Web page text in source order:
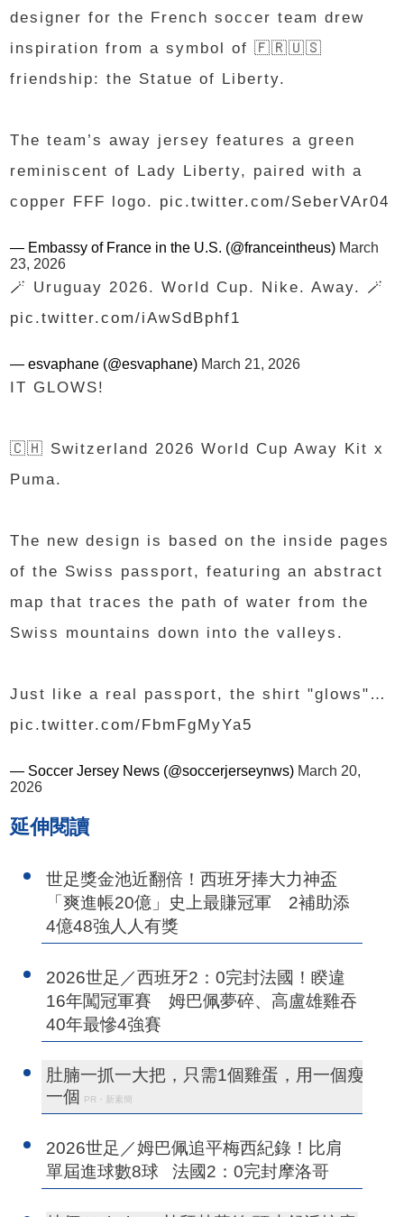
designer for the French soccer team drew
inspiration from a symbol of 🇫🇷🇺🇸
friendship: the Statue of Liberty.
The team’s away jersey features a green
reminiscent of Lady Liberty, paired with a
copper FFF logo. pic.twitter.com/SeberVAr04
— Embassy of France in the U.S. (@franceintheus) March
23, 2026
🪄 Uruguay 2026. World Cup. Nike. Away. 🪄
pic.twitter.com/iAwSdBphf1
— esvaphane (@esvaphane) March 21, 2026
IT GLOWS!
🇨🇭 Switzerland 2026 World Cup Away Kit x
Puma.
The new design is based on the inside pages
of the Swiss passport, featuring an abstract
map that traces the path of water from the
Swiss mountains down into the valleys.
Just like a real passport, the shirt "glows"…
pic.twitter.com/FbmFgMyYa5
— Soccer Jersey News (@soccerjerseynws) March 20,
2026
延伸閱讀
世足獎金池近翻倍！西班牙捧大力神盃
「爽進帳20億」史上最賺冠軍 2補助添
4億48強人人有獎
2026世足／西班牙2：0完封法國！睽違
16年闖冠軍賽 姆巴佩夢碎、高盧雄雞吞
40年最慘4強賽
肚腩一抓一大把，只需1個雞蛋，用一個瘦
一個
PR・新素簡
2026世足／姆巴佩追平梅西紀錄！比肩
單屆進球數8球 法國2：0完封摩洛哥